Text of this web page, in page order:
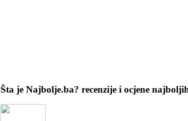
Šta je Najbolje.ba? recenzije i ocjene